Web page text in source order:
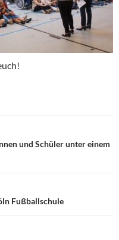
und Schüler unter einem
Fußballschule